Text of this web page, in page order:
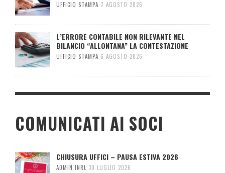
UFFICIO STAMPA 7 AGOSTO 2026
L’ERRORE CONTABILE NON RILEVANTE NEL
BILANCIO “ALLONTANA” LA CONTESTAZIONE
UFFICIO STAMPA 6 AGOSTO 2026
COMUNICATI AI SOCI
CHIUSURA UFFICI – PAUSA ESTIVA 2026
ADMIN INRL 30 LUGLIO 2026